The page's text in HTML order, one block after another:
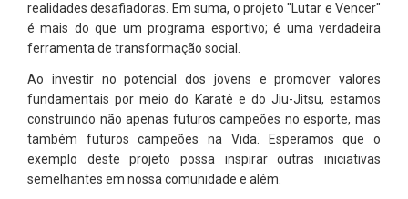
realidades desafiadoras. Em suma, o projeto "Lutar e Vencer"
é mais do que um programa esportivo; é uma verdadeira
ferramenta de transformação social.
Ao investir no potencial dos jovens e promover valores
fundamentais por meio do Karatê e do Jiu-Jitsu, estamos
construindo não apenas futuros campeões no esporte, mas
também futuros campeões na Vida. Esperamos que o
exemplo deste projeto possa inspirar outras iniciativas
semelhantes em nossa comunidade e além.